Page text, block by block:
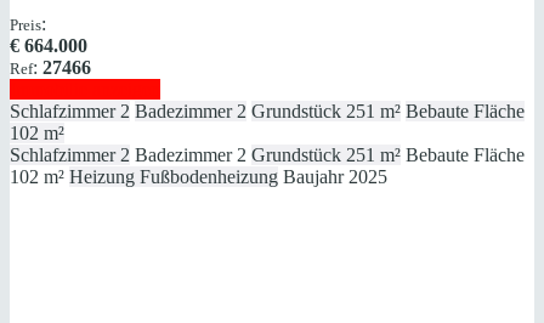
Preis:
€ 664.000
Ref: 27466
Schlafzimmer 2 Badezimmer 2 Grundstück 251 m² Bebaute Fläche
102 m²
Schlafzimmer 2 Badezimmer 2 Grundstück 251 m² Bebaute Fläche
102 m² Heizung Fußbodenheizung Baujahr 2025